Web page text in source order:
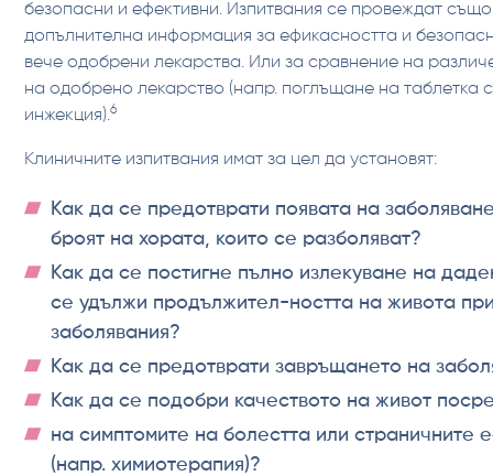
безопасни и ефективни. Изпитвания се провеждат
допълнителна информация за ефикасността и
вече одобрени лекарства. Или за сравнение на
на одобрено лекарство (напр. поглъщане на таблетка
инжекция).6
Клиничните изпитвания имат за цел да установят:
Как да се предотврати появата на
броят на хората, които се разболяват?
Как да се постигне пълно излекуване на
се удължи продължител-ността на живота
заболявания?
Как да се предотврати завръщането на
Как да се подобри качеството на живот
на симптомите на болестта или страничните
(напр. химиотерапия)?